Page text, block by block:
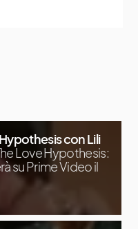
con Lili
Love Hypothesis:
su Prime Video il